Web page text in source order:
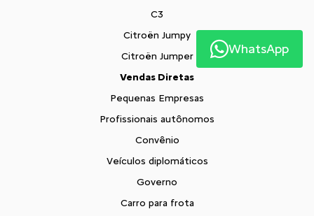
C3
Citroën Jumpy
Citroën Jumper
Vendas Diretas
Pequenas Empresas
Profissionais autônomos
Convênio
Veículos diplomáticos
Governo
Carro para frota
WhatsApp